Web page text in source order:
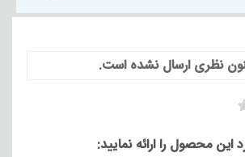
نظری ارسال نشده است.
این محصول را ارائه نمایید: